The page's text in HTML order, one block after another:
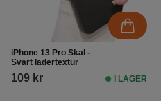
iPhone 13 Pro Skal -
Svart lädertextur
109 kr I LAGER